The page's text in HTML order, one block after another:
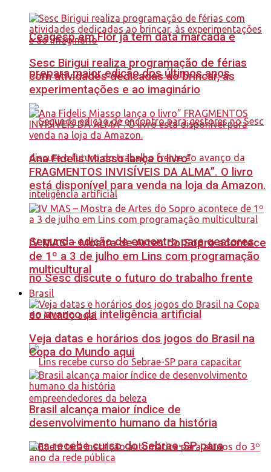
Ceagesp em Flor já tem data marcada e
prepara maior edição dos últimos anos
Segunda edição de encontro para gestores
no Sesc discute o futuro do trabalho frente
ao avanço da inteligência artificial
Lins recebe curso do Sebrae-SP para
Sesc Birigui realiza programação de férias
com atividades dedicadas ao brincar, às
experimentações e ao imaginário
Ana Fidelis Miasso lança o livro”
FRAGMENTOS INVISÍVEIS DA ALMA”. O livro
está disponível para venda na loja da Amazon.
IV MAS – Mostra de Artes do Sopro acontece
de 1º a 3 de julho em Lins com programação
multicultural
Brasil
Veja datas e horários dos jogos do Brasil na
Copa do Mundo aqui
Brasil alcança maior índice de
desenvolvimento humano da história